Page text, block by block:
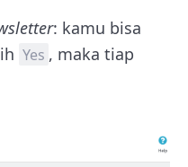
: kamu bisa
Yes , maka tiap